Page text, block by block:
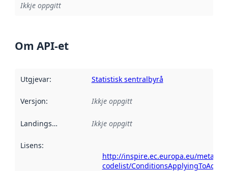
Ikkje oppgitt
Om API-et
Utgjevar: Statistisk sentralbyrå
Versjon: Ikkje oppgitt
Landingsside Ikkje oppgitt
Lisens:
http://inspire.ec.europa.eu/
codelist/